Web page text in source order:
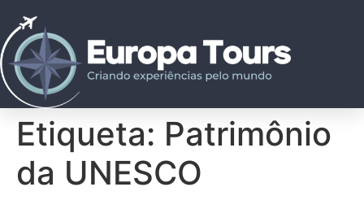
Etiqueta: Patrimônio
da UNESCO